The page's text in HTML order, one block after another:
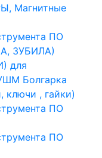
Магнитные
ПО
ЗУБИЛА)
для
Болгарка
ключи , гайки)
ПО
ПО